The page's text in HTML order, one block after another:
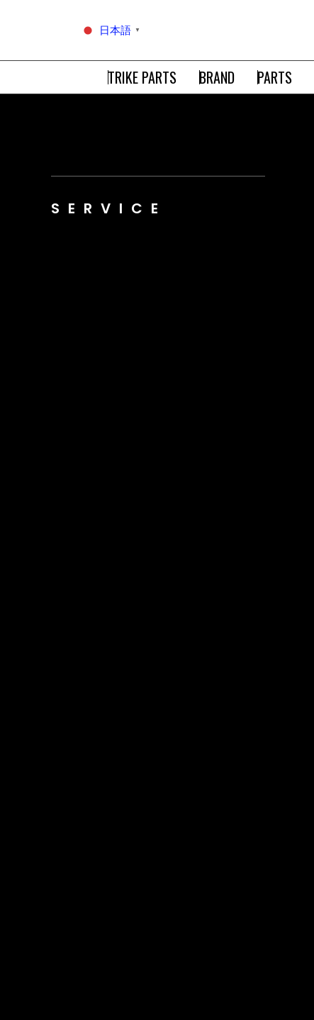
日本語 ▼
TRIKE PARTS BRAND PARTS
SERVICE